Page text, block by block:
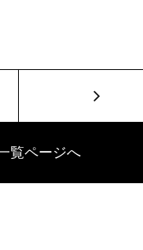
覧ページへ